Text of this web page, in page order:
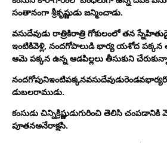
సంతానంగా శ్రీకృష్ణుడు జన్మించాడు.
వసుదేవుడు రాత్రికిరాత్రి గోకులంలో తన
ఇంటికివెళ్లి, నందగోపాలుడి భార్య యశోద
ఆమె పక్కన ఉన్న ఆడపిల్లలు తీసుకుని
డుబలరాముడు.
కంసుడు చిన్నిక్రిష్ణుడుగురించి తెలిసి
పూతనఅనేరాక్షసి.